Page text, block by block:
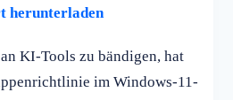
herunterladen
KI-Tools zu bändigen, hat
im Windows-11-